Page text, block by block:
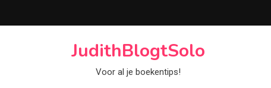
JudithBlogtSolo
Voor al je boekentips!